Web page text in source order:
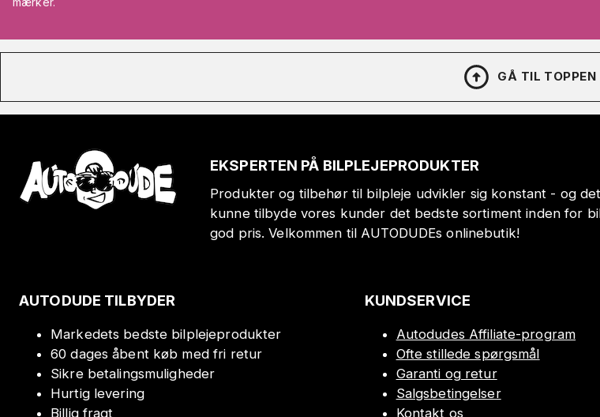
GÅ TIL TOPPEN
EKSPERTEN PÅ BILPLEJEPRODUKTER
Produkter og tilbehør til bilpleje udvikler sig konstant - og
kunne tilbyde vores kunder det bedste sortiment inden for
god pris. Velkommen til AUTODUDEs onlinebutik!
AUTODUDE TILBYDER
Markedets bedste bilplejeprodukter
60 dages åbent køb med fri retur
Sikre betalingsmuligheder
Hurtig levering
Billig fragt
KUNDSERVICE
Autodudes Affiliate-program
Ofte stillede spørgsmål
Garanti og retur
Salgsbetingelser
Kontakt os